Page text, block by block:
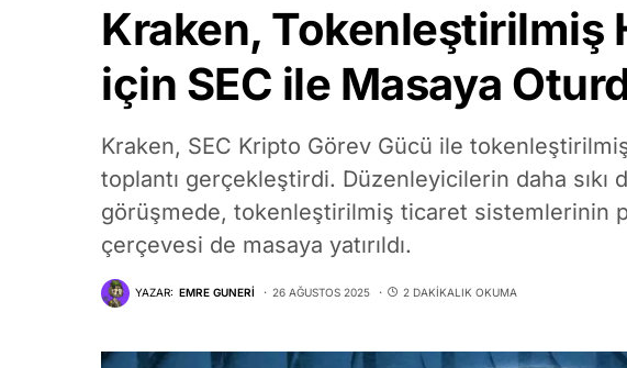
Kraken, Tokenleştirilmiş
için SEC ile Masaya
Kraken, SEC Kripto Görev Gücü ile
toplantı gerçekleştirdi. Düzenleyicilerin daha sıkı
görüşmede, tokenleştirilmiş ticaret sistemlerinin
çerçevesi de masaya yatırıldı.
YAZAR: EMRE GUNERI 26 AĞUSTOS 2025 2 DAKIKALIK OKUMA